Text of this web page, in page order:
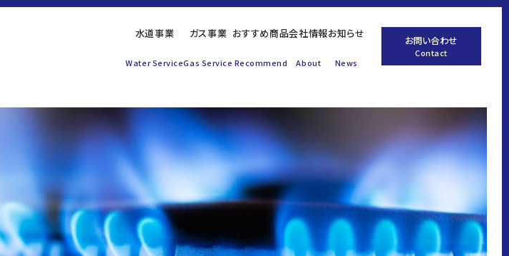
水道事業
Water Service
ガス事業
Gas Service
おすすめ商品
Recommend
会社情報
About
お知らせ
News
お問い合わせ
Contact